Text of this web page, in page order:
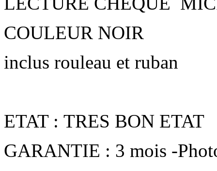
COULEUR NOIR
inclus rouleau et ruban
ETAT : TRES BON ETAT
GARANTIE : 3 mois -